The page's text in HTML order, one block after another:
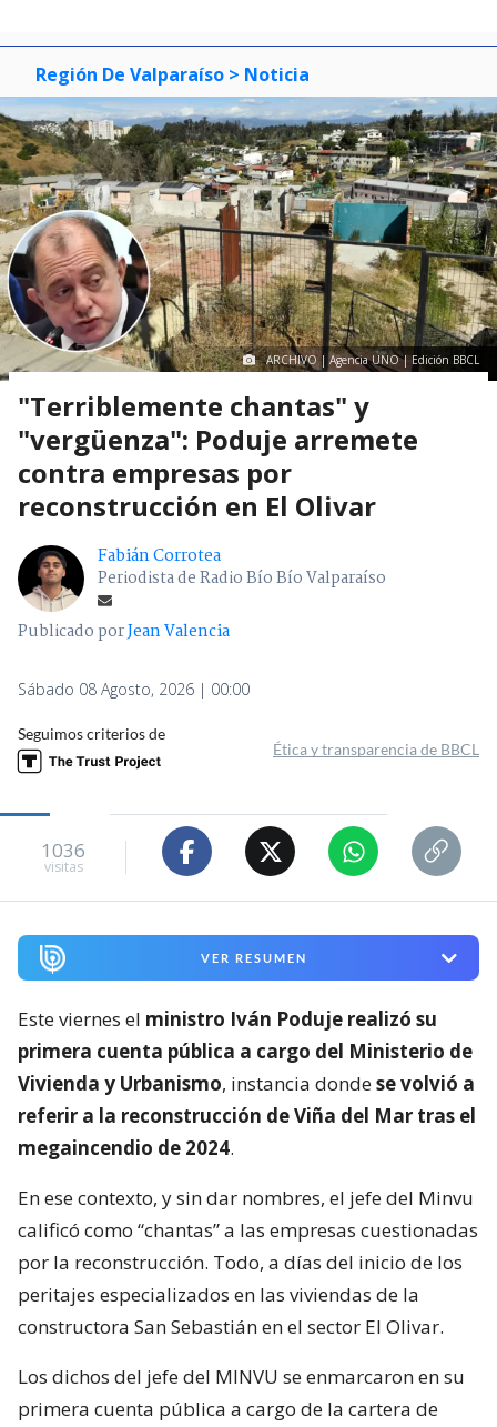
Región De Valparaíso > Noticia
ARCHIVO | Agencia UNO | Edición BBCL
"Terriblemente chantas" y
"vergüenza": Poduje arremete
contra empresas por
reconstrucción en El Olivar
Fabián Corrotea
Periodista de Radio Bío Bío Valparaíso
Publicado porJean Valencia
Sábado 08 Agosto, 2026 | 00:00
Seguimos criterios de
Ética y transparencia de BBCL
1036
visitas
VER RESUMEN
Este viernes el ministro Iván Poduje realizó su
primera cuenta pública a cargo del Ministerio de
Vivienda y Urbanismo, instancia dondese volvió a
referir a la reconstrucción de Viña del Mar tras el
megaincendio de 2024.
En ese contexto, y sin dar nombres, el jefe del Minvu
calificó como “chantas” a las empresas cuestionadas
por la reconstrucción. Todo, a días del inicio de los
peritajes especializados en las viviendas de la
constructora San Sebastián en el sector El Olivar.
Los dichos del jefe del MINVU se enmarcaron en su
primera cuenta pública a cargo de la cartera de